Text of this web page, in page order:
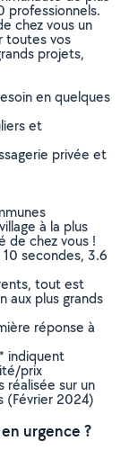
professionnels.
chez vous un
toutes vos
projets,
en quelques
et
privée et
à la plus
de chez vous !
secondes, 3.6
tout est
aux plus grands
réponse à
indiquent
prix
réalisée sur un
(Février 2024)
urgence ?